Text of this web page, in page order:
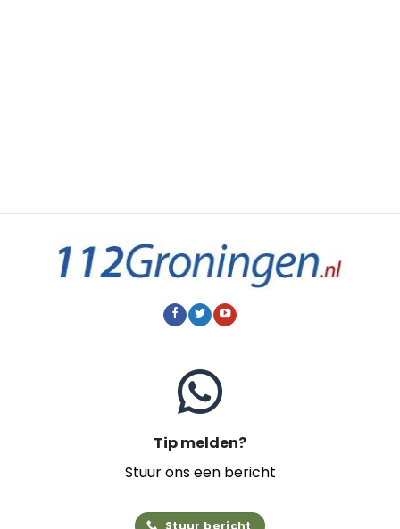
Tip melden?
Stuur ons een bericht